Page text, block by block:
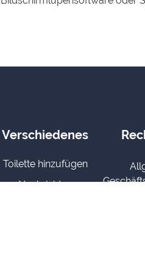
Verschiedenes
Toilette hinzufügen
Nachrichten